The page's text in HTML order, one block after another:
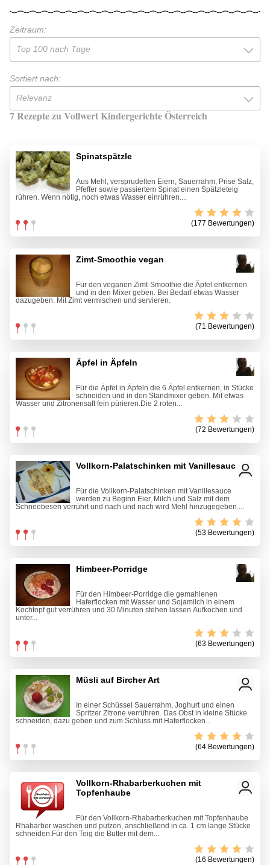
Zeitraum:
Top 100 nach Tage
Sortiert nach:
Relevanz
7 Rezepte zu Vollwert Kindergerichte Österreich
Spinatspätzle
Aus Mehl, versprudelten Eiern, Sauerrahm, Prise Salz,
Pfeffer sowie passiertem Spinat einen Spätzleteig
rühren. Wenn nötig, noch etwas Wasser einrühren....
(177 Bewertungen)
Zimt-Smoothie vegan
Für den veganen Zimt-Smoothie die Äpfel entkernen
und in den Mixer geben. Bei Bedarf etwas Wasser
dazugeben. Mit Zimt vermischen und servieren.
(71 Bewertungen)
Äpfel in Äpfeln
Für die Äpfel in Äpfeln die 6 Äpfel entkernen, in Stücke
schneiden und in den Standmixer geben. Mit etwas
Wasser und Zitronensaft fein pürieren.Die 2 roten...
(72 Bewertungen)
Vollkorn-Palatschinken mit Vanillesauce
Für die Vollkorn-Palatschinken mit Vanillesauce
werden zu Beginn Eier, Milch und Salz mit dem
Schneebesen verrührt und nach und nach wird Mehl hinzugegeben....
(53 Bewertungen)
Himbeer-Porridge
Für den Himbeer-Porridge die gemahlenen
Haferflocken mit Wasser und Sojamilch in einem
Kochtopf gut verrühren und 30 Minuten stehen lassen.Aufkochen und
unter...
(63 Bewertungen)
Müsli auf Bircher Art
In einer Schüssel Sauerrahm, Joghurt und einen
Spritzer Zitrone verrühren. Das Obst in kleine Stücke
schneiden, dazu geben und zum Schluss mit Haferflocken...
(64 Bewertungen)
Vollkorn-Rhabarberkuchen mit
Topfenhaube
Für den Vollkorn-Rhabarberkuchen mit Topfenhaube
Rhabarber waschen und putzen, anschließend in ca. 1 cm lange Stücke
schneiden.Für den Teig die Butter mit dem...
(16 Bewertungen)